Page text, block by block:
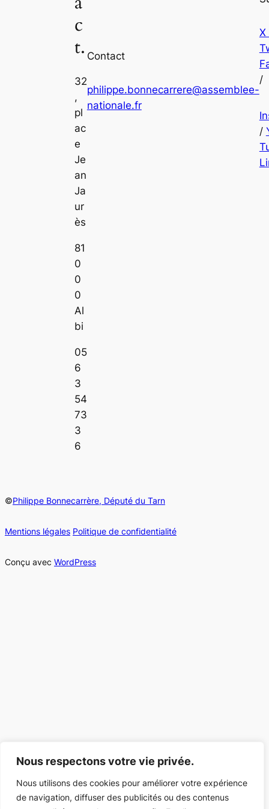
Nous respectons votre vie privée.
Nous utilisons des cookies pour améliorer votre expérience
de navigation, diffuser des publicités ou des contenus
c
t.
32
,
pl
ac
e
Je
an
Ja
ur
ès
81
0
0
0
Al
bi
05
6
3
54
73
3
6
Contact
philippe.bonnecarrere@assemblee-
nationale.fr
X
/
/
©Philippe Bonnecarrère, Député du Tarn
Mentions légales Politique de confidentialité
Conçu avec WordPress